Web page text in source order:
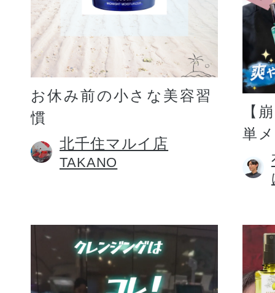
お休み前の小さな美容習
慣
北千住マルイ店
TAKANO
【
単